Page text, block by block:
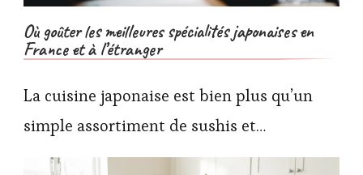
Où goûter les meilleures spécialités japonaises en
France et à l’étranger
La cuisine japonaise est bien plus qu’un
simple assortiment de sushis et…